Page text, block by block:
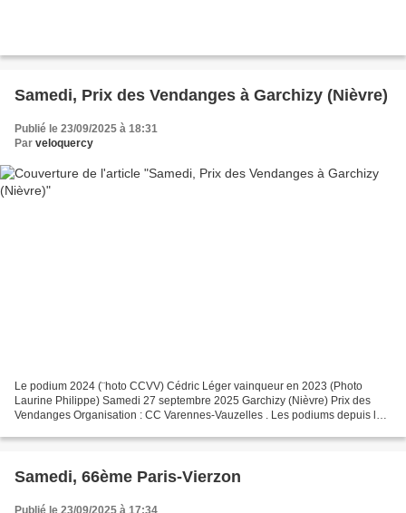
Samedi, Prix des Vendanges à Garchizy (Nièvre)
Publié le 23/09/2025 à 18:31
Par veloquercy
Le podium 2024 (¨hoto CCVV) Cédric Léger vainqueur en 2023 (Photo
Laurine Philippe) Samedi 27 septembre 2025 Garchizy (Nièvre) Prix des
Vendanges Organisation : CC Varennes-Vauzelles . Les podiums depuis la
Samedi, 66ème Paris-Vierzon
Publié le 23/09/2025 à 17:34